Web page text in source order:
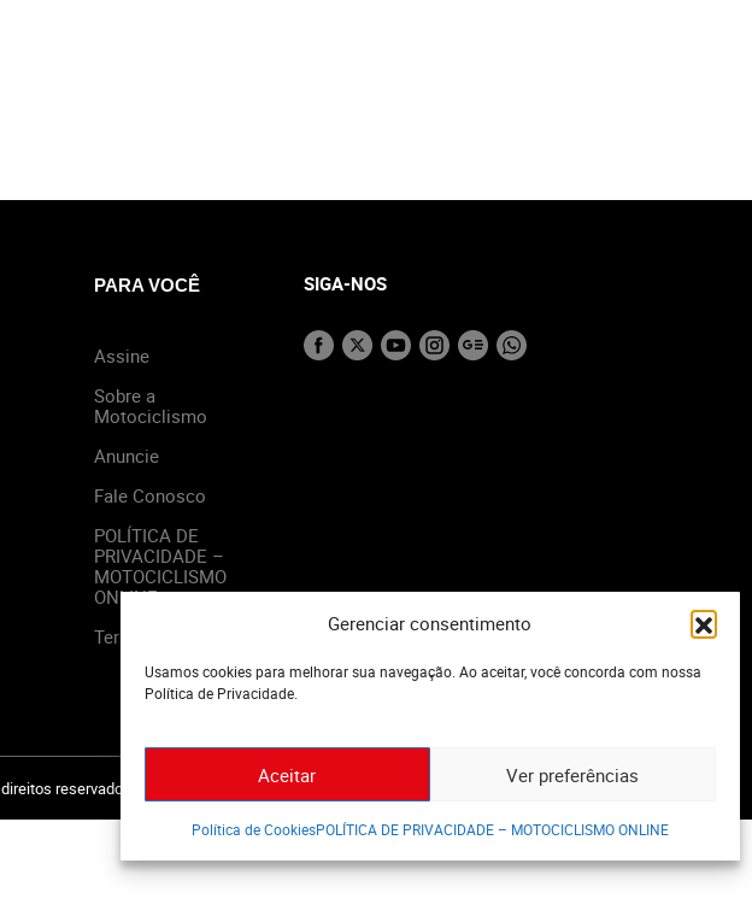
Gerenciar consentimento
Usamos cookies para melhorar sua navegação. Ao aceitar, você concorda com nossa
Política de Privacidade.
Aceitar Ver preferências
Política de CookiesPOLÍTICA DE PRIVACIDADE – MOTOCICLISMO ONLINE
PARA VOCÊ
Assine
Sobre a
Motociclismo
Anuncie
Fale Conosco
POLÍTICA DE
PRIVACIDADE –
MOTOCICLISMO
ONLINE
Termos de Uso
SIGA-NOS
reservados.